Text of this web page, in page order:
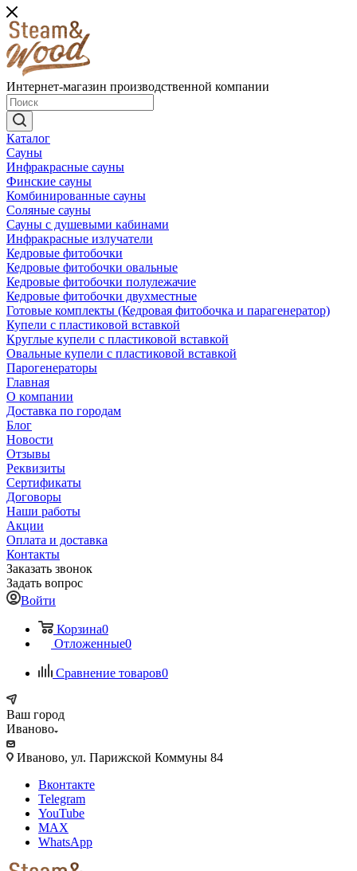
Интернет-магазин производственной компании
Каталог
Сауны
Инфракрасные сауны
Финские сауны
Комбинированные сауны
Соляные сауны
Сауны с душевыми кабинами
Инфракрасные излучатели
Кедровые фитобочки
Кедровые фитобочки овальные
Кедровые фитобочки полулежачие
Кедровые фитобочки двухместные
Готовые комплекты (Кедровая фитобочка и парагенератор)
Купели с пластиковой вставкой
Круглые купели с пластиковой вставкой
Овальные купели с пластиковой вставкой
Парогенераторы
Главная
О компании
Доставка по городам
Блог
Новости
Отзывы
Реквизиты
Сертификаты
Договоры
Наши работы
Акции
Оплата и доставка
Контакты
Заказать звонок
Задать вопрос
Войти
Корзина0
Отложенные0
Сравнение товаров0
Ваш город
Иваново
Иваново, ул. Парижской Коммуны 84
Вконтакте
Telegram
YouTube
MAX
WhatsApp